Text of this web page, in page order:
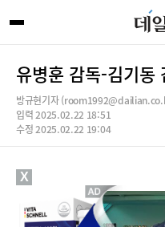
유병훈 감독-김기동
방규현기자
입력 2025.02.22 18:51
수정 2025.02.22 19:04
X